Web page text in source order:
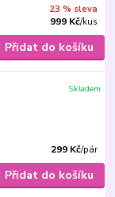
23 % sleva
999 Kč/kus
Přidat do košíku
299 Kč/pár
Skladem
Přidat do košíku